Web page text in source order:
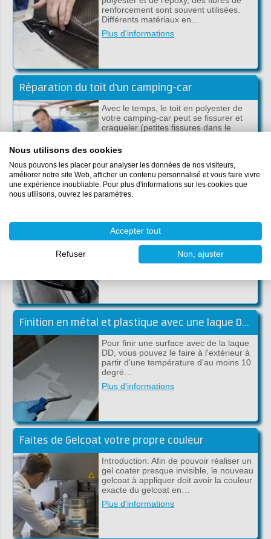
renforcement sont souvent utilisées.
Différents matériaux en…
Plus d'informations
Réparation du toit d'un camping-car
Avec le temps, le toit en polyester de
votre camping-car peut se fissurer et
craqueler (petites fissures dans le
Plus d'informations
Faire une couche de carbone avec de
la vraie fibre de carbone n’est pas
difficile. Suivez les étapes ci-dessous
pour obtenir un résultat opt…
Finition en métal et plastique avec une laque DD à 2 composants
Pour finir une surface avec de la laque
DD, vous pouvez le faire à l'extérieur à
partir d'une température d'au moins 10
degré…
Plus d'informations
Faites de Gelcoat votre propre couleur
Introduction: Afin de pouvoir réaliser un
gel coater presque invisible, le nouveau
gelcoat à appliquer doit avoir la couleur
exacte du gelcoat en…
Plus d'informations
Nous utilisons des cookies
Nous pouvons les placer pour analyser les données de nos visiteurs,
améliorer notre site Web, afficher un contenu personnalisé et vous faire vivre
une expérience inoubliable. Pour plus d'informations sur les cookies que
nous utilisons, ouvrez les paramètres.
Accepter tout
Refuser Non, ajuster